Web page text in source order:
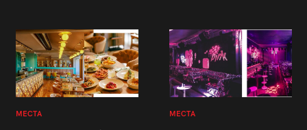
МЕСТА МЕСТА